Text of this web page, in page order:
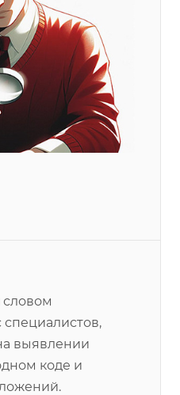
специалистов,
выявлении
коде и